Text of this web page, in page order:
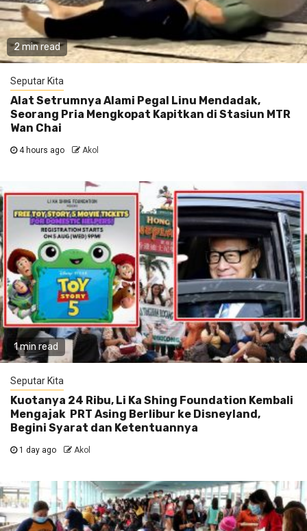
2 min read
Seputar Kita
Alat Setrumnya Alami Pegal Linu Mendadak,
Seorang Pria Mengkopat Kapitkan di Stasiun MTR
Wan Chai
4 hours ago Akol
1 min read
Seputar Kita
Kuotanya 24 Ribu, Li Ka Shing Foundation Kembali
Mengajak PRT Asing Berlibur ke Disneyland,
Begini Syarat dan Ketentuannya
1 day ago Akol